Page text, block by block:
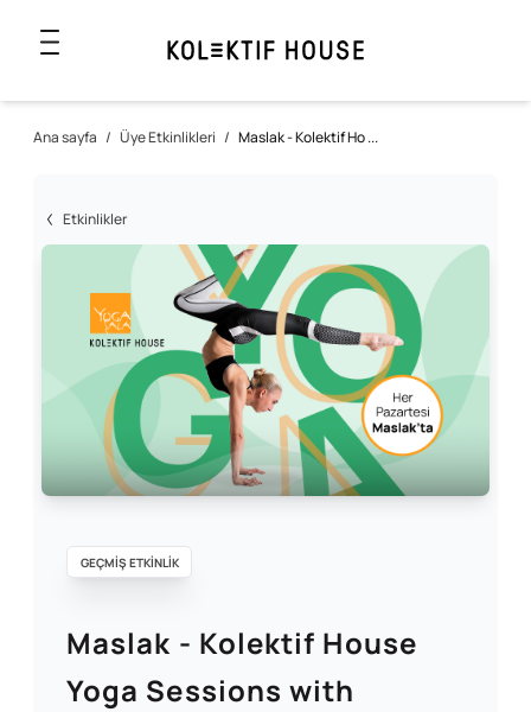
Ana sayfa / Üye Etkinlikleri / Maslak - Kolektif Ho ...
Etkinlikler
GEÇMİŞ ETKİNLİK
Maslak - Kolektif House
Yoga Sessions with